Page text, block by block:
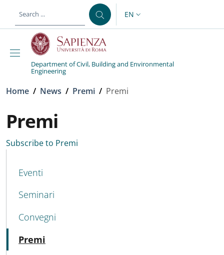
LANGUAGE SWITCHER:
EN
Department of Civil, Building and Environmental
Engineering
Breadcrumb
Home / News / Premi / Premi
Premi
Subscribe to Premi
MENU CEV SECOND NAVIGATION
Eventi
Seminari
Convegni
Premi